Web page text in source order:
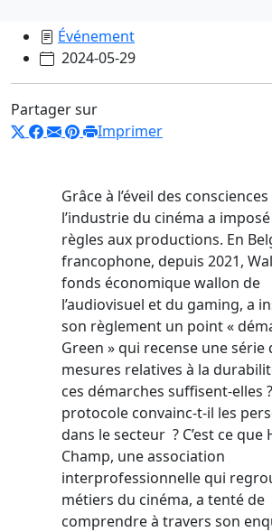
Événement
2024-05-29
Partager sur
Imprimer
Grâce à l’éveil des
l’industrie du cinéma a
règles aux productions. En
francophone, depuis 2021,
fonds économique wallon de
l’audiovisuel et du gaming, a
son règlement un point «
Green » qui recense une série
mesures relatives à la
ces démarches suffisent-elles
protocole convainc-t-il les
dans le secteur ? C’est ce que
Champ, une association
interprofessionnelle qui
métiers du cinéma, a tenté de
comprendre à travers son